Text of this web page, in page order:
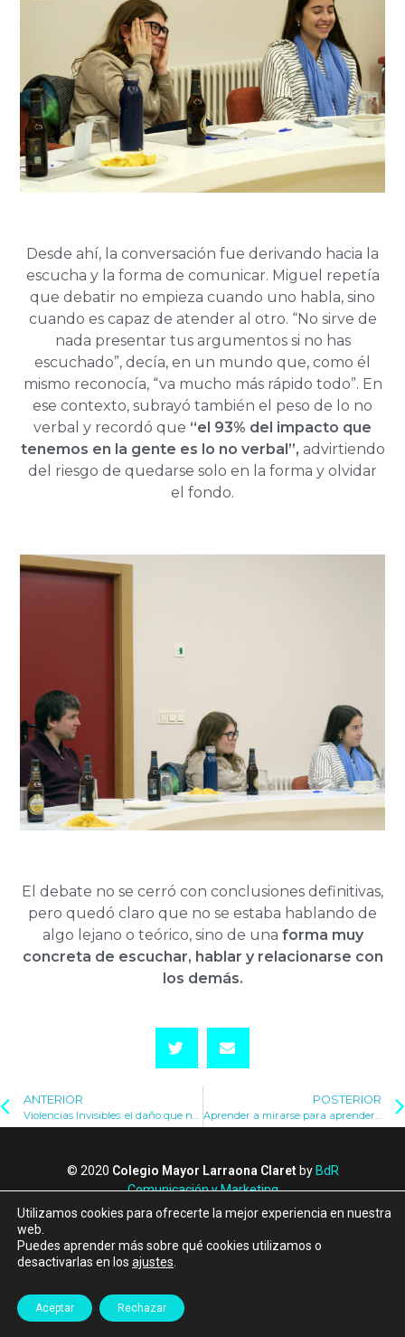
Desde ahí, la conversación fue derivando hacia la
escucha y la forma de comunicar. Miguel repetía
que debatir no empieza cuando uno habla, sino
cuando es capaz de atender al otro. “No sirve de
nada presentar tus argumentos si no has
escuchado”, decía, en un mundo que, como él
mismo reconocía, “va mucho más rápido todo”. En
ese contexto, subrayó también el peso de lo no
verbal y recordó que “el 93% del impacto que
tenemos en la gente es lo no verbal”, advirtiendo
del riesgo de quedarse solo en la forma y olvidar
el fondo.
El debate no se cerró con conclusiones definitivas,
pero quedó claro que no se estaba hablando de
algo lejano o teórico, sino de una forma muy
concreta de escuchar, hablar y relacionarse con
los demás.
ANTERIOR
Violencias Invisibles: el daño que no siempre se ve
POSTERIOR
Aprender a mirarse para aprender a amar
© 2020 Colegio Mayor Larraona Claretby BdR
Comunicación y Marketing
Política de Privacidad
Canal de denuncias
Albergue Larraona
Utilizamos cookies para ofrecerte la mejor experiencia en nuestra
web.
Puedes aprender más sobre qué cookies utilizamos o
desactivarlas en los ajustes
Aceptar Rechazar